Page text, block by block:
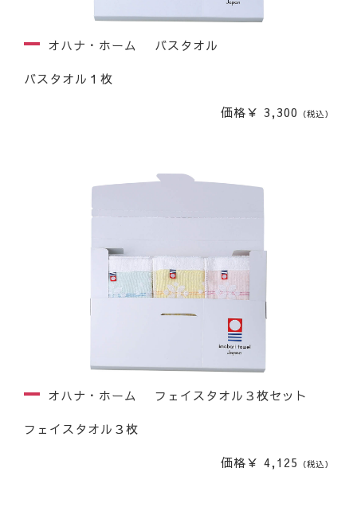
オハナ・ホーム バスタオル
バスタオル１枚
価格￥ 3,300 （税込）
オハナ・ホーム フェイスタオル３枚セット
フェイスタオル３枚
価格￥ 4,125 （税込）